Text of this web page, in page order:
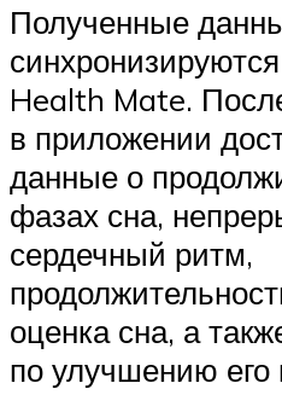
Полученные
Health Mate.
в приложении
данные о
фазах сна,
сердечный ритм,
оценка сна, а
по улучшению его